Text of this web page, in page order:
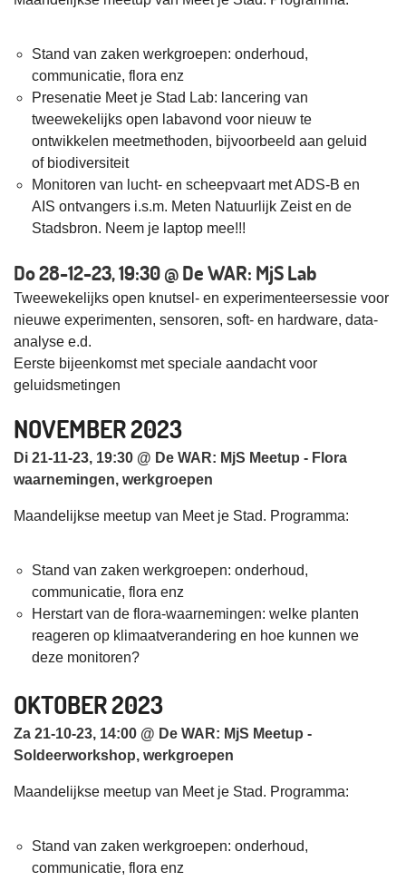
Stand van zaken werkgroepen: onderhoud,
communicatie, flora enz
Presenatie Meet je Stad Lab: lancering van
tweewekelijks open labavond voor nieuw te
ontwikkelen meetmethoden, bijvoorbeeld aan geluid
of biodiversiteit
Monitoren van lucht- en scheepvaart met ADS-B en
AIS ontvangers i.s.m. Meten Natuurlijk Zeist en de
Stadsbron. Neem je laptop mee!!!
Do 28-12-23, 19:30 @ De WAR: MjS Lab
Tweewekelijks open knutsel- en experimenteersessie voor
nieuwe experimenten, sensoren, soft- en hardware, data-
analyse e.d.
Eerste bijeenkomst met speciale aandacht voor
geluidsmetingen
NOVEMBER 2023
Di 21-11-23, 19:30 @ De WAR: MjS Meetup - Flora
waarnemingen, werkgroepen
Maandelijkse meetup van Meet je Stad. Programma:
Stand van zaken werkgroepen: onderhoud,
communicatie, flora enz
Herstart van de flora-waarnemingen: welke planten
reageren op klimaatverandering en hoe kunnen we
deze monitoren?
OKTOBER 2023
Za 21-10-23, 14:00 @ De WAR: MjS Meetup -
Soldeerworkshop, werkgroepen
Maandelijkse meetup van Meet je Stad. Programma:
Stand van zaken werkgroepen: onderhoud,
communicatie, flora enz